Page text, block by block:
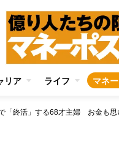
リア ライフ マネー
「終活」する68才主婦 お金も思